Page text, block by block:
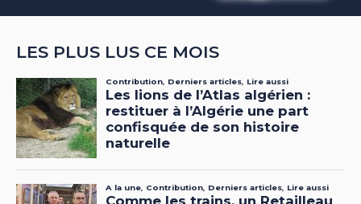
LES PLUS LUS CE MOIS